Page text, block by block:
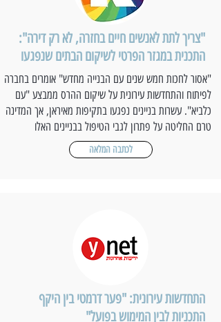
"צריך לתת לאנשים חיים בחזרה, לא רק דירה":
התכנית במגזר הפרטי לשיקום הבתים שנפגעו
"אסור לחכות חמש שנים עם הבנייה מחדש" אומרים בחברה
לפיתוח והתחדשות עירונית על שיקום ההרס ממבצע "עם
כלביא". עשרות בניינים נפגעו בתקיפות מאיראן, אך המדינה
טרם החליטה על פתרון לגבי הטיפול בבניינים האלו
לכתבה המלאה
התחדשות עירונית: "פער דרמטי בין היקף
התכניות לבין המימוש בפועל"